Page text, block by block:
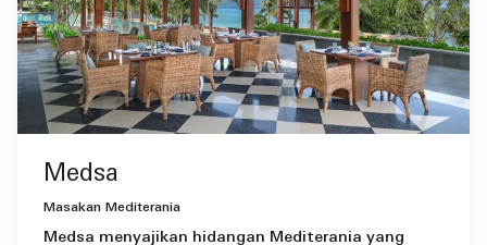
Medsa
Masakan Mediterania
Medsa menyajikan hidangan Mediterania yang